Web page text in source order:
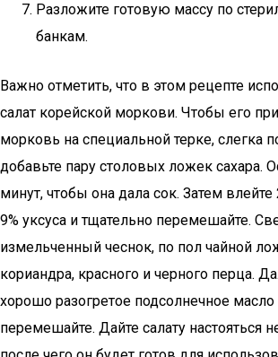
Разложите готовую массу по
банкам.
Важно отметить, что в этом рецепте
салат корейской моркови. Чтобы его
морковь на специальной терке, слегка
добавьте пару столовых ложек сахара.
минут, чтобы она дала сок. Затем
9% уксуса и тщательно перемешайте.
измельченный чеснок, по пол чайной
кориандра, красного и черного перца.
хорошо разогретое подсолнечное
перемешайте. Дайте салату настояться